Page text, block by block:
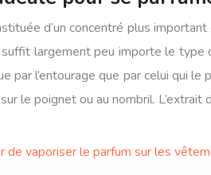
d’un concentré plus
largement peu importe le type
par l’entourage que par celui qui
le poignet ou au nombril.
de vaporiser le parfum sur les